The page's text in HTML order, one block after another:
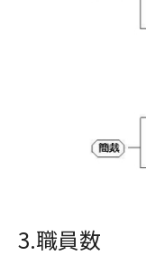
3.職員数